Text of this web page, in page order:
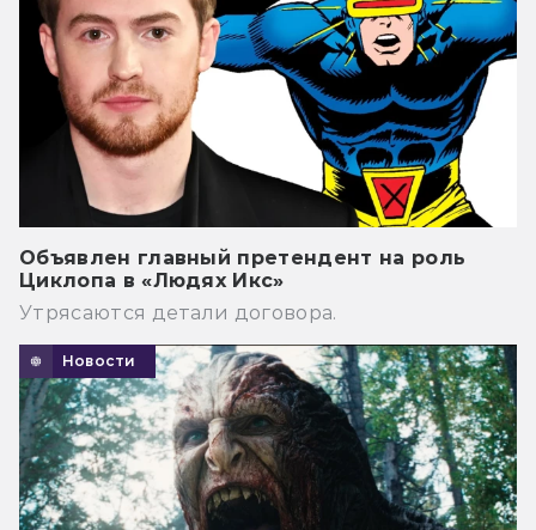
Объявлен главный претендент на роль
Циклопа в «Людях Икс»
Утрясаются детали договора.
Новости